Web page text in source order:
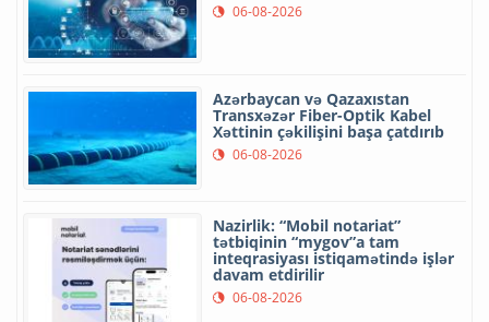
06-08-2026
Azərbaycan və Qazaxıstan
Transxəzər Fiber-Optik Kabel
Xəttinin çəkilişini başa çatdırıb
06-08-2026
Nazirlik: “Mobil notariat”
tətbiqinin “mygov”a tam
inteqrasiyası istiqamətində işlər
davam etdirilir
06-08-2026